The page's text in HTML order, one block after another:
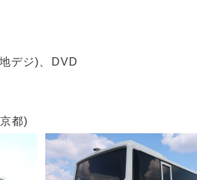
デジ)、DVD
都)